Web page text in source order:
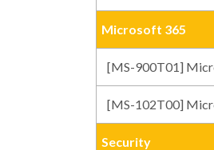
Microsoft 365
[MS-900T01]
[MS-102T00]
Security